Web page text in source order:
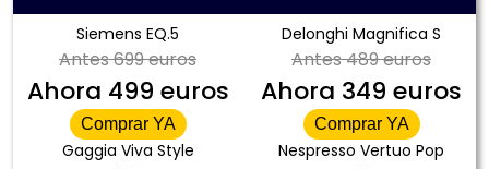
Siemens EQ.5
Antes699 euros
Ahora 499 euros
Comprar YA
Delonghi Magnifica S
Antes489 euros
Ahora 349 euros
Comprar YA
Gaggia Viva Style Nespresso Vertuo Pop